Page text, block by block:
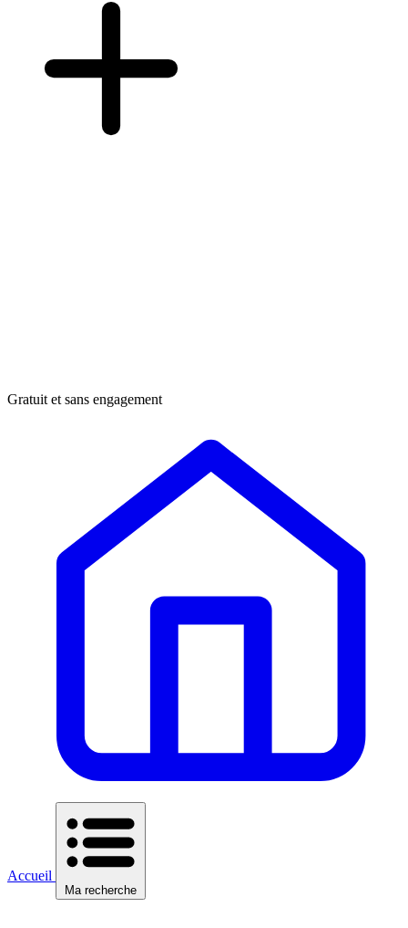
Gratuit et sans engagement
Accueil
Ma recherche